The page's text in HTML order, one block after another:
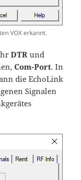
VOX erkannt.
DTR und
Com-Port. In
die EchoLink
Signalen